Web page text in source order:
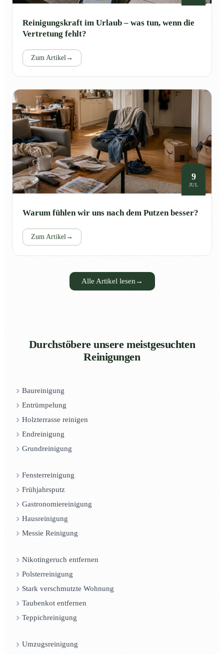
Reinigungskraft im Urlaub – was tun, wenn die
Vertretung fehlt?
Zum Artikel→
9
JUL
Warum fühlen wir uns nach dem Putzen besser?
Zum Artikel→
Alle Artikel lesen →
Durchstöbere unsere meistgesuchten
Reinigungen
Baureinigung
Entrümpelung
Holzterrasse reinigen
Endreinigung
Grundreinigung
Fensterreinigung
Frühjahrsputz
Gastronomiereinigung
Hausreinigung
Messie Reinigung
Nikotingeruch entfernen
Polsterreinigung
Stark verschmutzte Wohnung
Taubenkot entfernen
Teppichreinigung
Umzugsreinigung